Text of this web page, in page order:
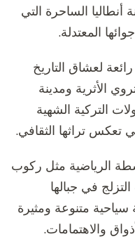
أنطاليا الساحرة التي
المعتدلة.
لعشاق التاريخ
الأثرية ومدينة
التركية الشهية
تعكس تراثها الثقافي.
الرياضية مثل ركوب
في جبالها
سياحية متنوعة ومثيرة
والاهتمامات.